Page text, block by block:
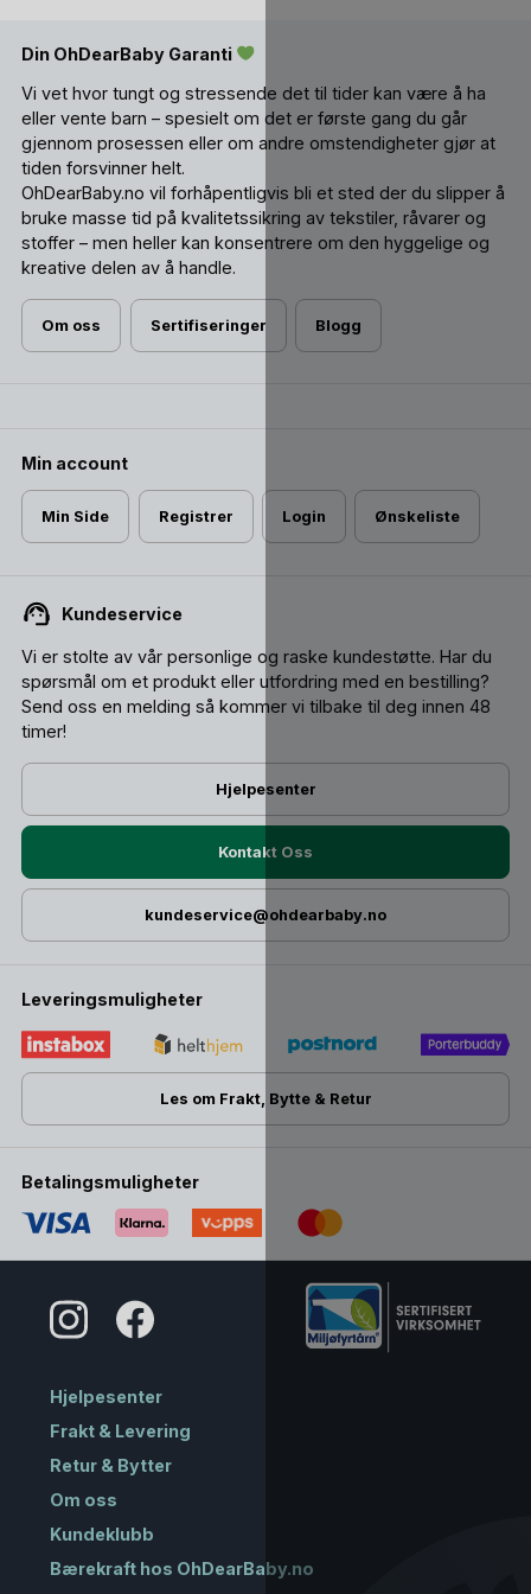
Din OhDearBaby Garanti
Vi vet hvor tungt og stressende det til tider kan være å ha
eller vente barn – spesielt om det er første gang du går
gjennom prosessen eller om andre omstendigheter gjør at
tiden forsvinner helt.
OhDearBaby.no vil forhåpentligvis bli et sted der du slipper å
bruke masse tid på kvalitetssikring av tekstiler, råvarer og
stoffer – men heller kan konsentrere om den hyggelige og
kreative delen av å handle.
Om oss Sertifiseringer Blogg
Min account
Min Side Registrer Login Ønskeliste
Kundeservice
Vi er stolte av vår personlige og raske kundestøtte. Har du
spørsmål om et produkt eller utfordring med en bestilling?
Send oss ​​en melding så kommer vi tilbake til deg innen 48
timer!
Hjelpesenter
Kontakt Oss
kundeservice@ohdearbaby.no
Leveringsmuligheter
Les om Frakt, Bytte & Retur
Betalingsmuligheter
Hjelpesenter
Frakt & Levering
Retur & Bytter
Om oss
Kundeklubb
Bærekraft hos OhDearBaby.no